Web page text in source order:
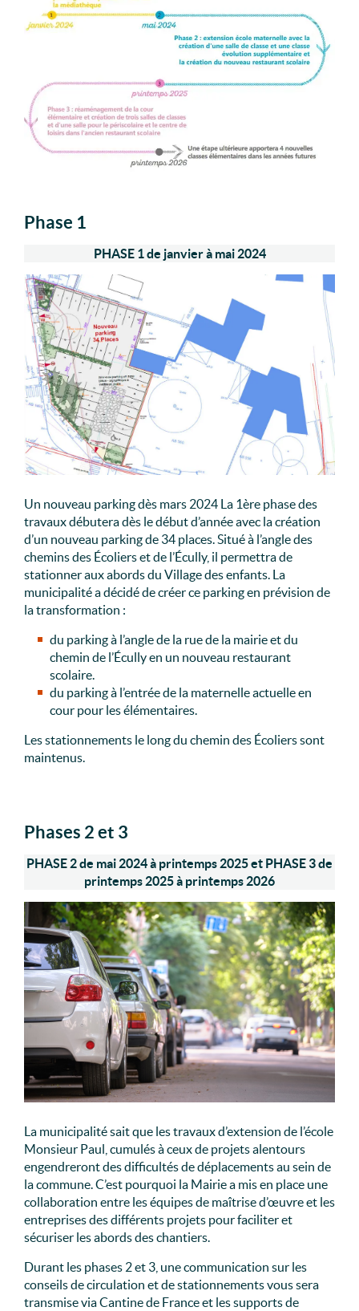
Phase 1
PHASE 1 de janvier à mai 2024
Un nouveau parking dès mars 2024 La 1ère phase des
travaux débutera dès le début d’année avec la création
d’un nouveau parking de 34 places. Situé à l’angle des
chemins des Écoliers et de l’Écully, il permettra de
stationner aux abords du Village des enfants. La
municipalité a décidé de créer ce parking en prévision de
la transformation :
du parking à l’angle de la rue de la mairie et du
chemin de l’Écully en un nouveau restaurant
scolaire.
du parking à l’entrée de la maternelle actuelle en
cour pour les élémentaires.
Les stationnements le long du chemin des Écoliers sont
maintenus.
Phases 2 et 3
PHASE 2 de mai 2024 à printemps 2025 et PHASE 3 de
printemps 2025 à printemps 2026
La municipalité sait que les travaux d’extension de l’école
Monsieur Paul, cumulés à ceux de projets alentours
engendreront des difficultés de déplacements au sein de
la commune. C’est pourquoi la Mairie a mis en place une
collaboration entre les équipes de maîtrise d’œuvre et les
entreprises des différents projets pour faciliter et
sécuriser les abords des chantiers.
Durant les phases 2 et 3, une communication sur les
conseils de circulation et de stationnements vous sera
transmise via Cantine de France et les supports de